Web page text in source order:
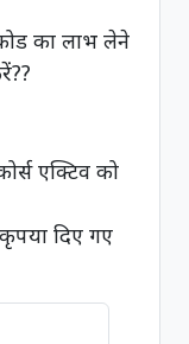
का लाभ लेने
एक्टिव को
दिए गए